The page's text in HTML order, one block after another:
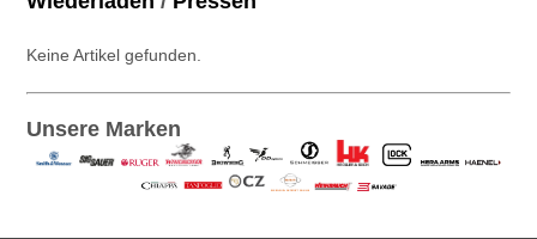
Keine Artikel gefunden.
Unsere Marken